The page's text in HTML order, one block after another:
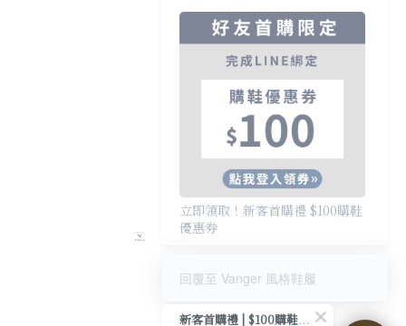
立即領取！新客首購禮 $100購鞋
優惠券
回覆至 Vanger 風格鞋履
新客首購禮 | $100購鞋優惠券